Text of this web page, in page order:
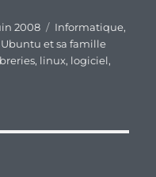
2008 Catégories
Informatique,
Ubuntu et sa famille
, linux, logiciel,